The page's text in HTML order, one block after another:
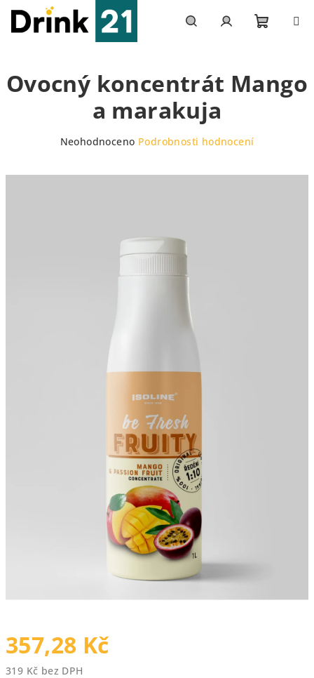
obsah
košík
357,28 Kč
319 Kč bez DPH
Ovocný koncentrát Mango
a marakuja
Průměrné
Neohodnoceno Podrobnosti hodnocení